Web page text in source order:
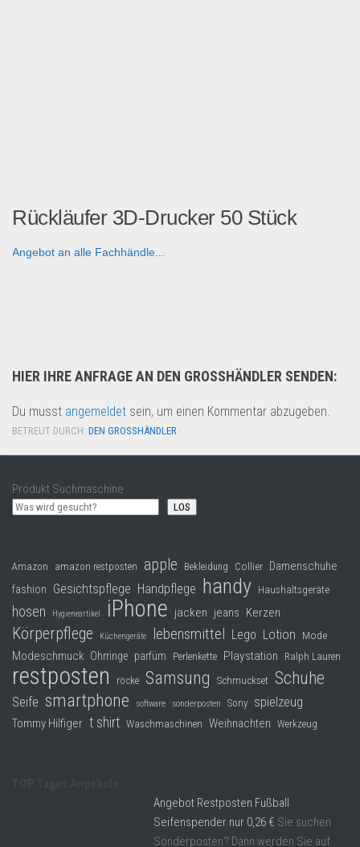
Rückläufer 3D-Drucker 50 Stück
Angebot an alle Fachhändle...
HIER IHRE ANFRAGE AN DEN GROSSHÄNDLER SENDEN:
Du musst angemeldet sein, um einen Kommentar abzugeben.
BETREUT DURCH: DEN GROSSHÄNDLER ·
Produkt Suchmaschine
LOS
Amazon amazon restposten apple Bekleidung Collier Damenschuhe
fashion Gesichtspflege Handpflege handy Haushaltsgeräte
hosen Hygieneartikel iPhone jacken jeans Kerzen
Körperpflege Küchengeräte lebensmittel Lego Lotion Mode
Modeschmuck Ohrringe parfüm Perlenkette Playstation Ralph Lauren
restposten röcke Samsung Schmuckset Schuhe
Seife smartphone software sonderposten Sony spielzeug
Tommy Hilfiger t shirt Waschmaschinen Weihnachten Werkzeug
Angebot Restposten Fußball
Seifenspender nur 0,26 € Sie suchen
Sonderposten? Dann werden Sie auf